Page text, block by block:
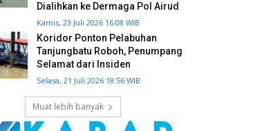
Dialihkan ke Dermaga Pol Airud
Kamis, 23 Juli 2026 16:08 WIB
Koridor Ponton Pelabuhan
Tanjungbatu Roboh, Penumpang
Selamat dari Insiden
Selasa, 21 Juli 2026 18:56 WIB
Muat lebih banyak